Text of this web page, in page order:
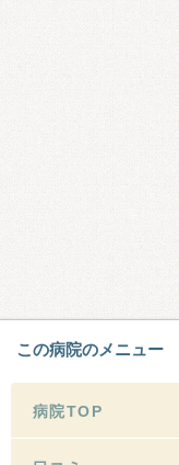
この病院のメニュー
病院TOP